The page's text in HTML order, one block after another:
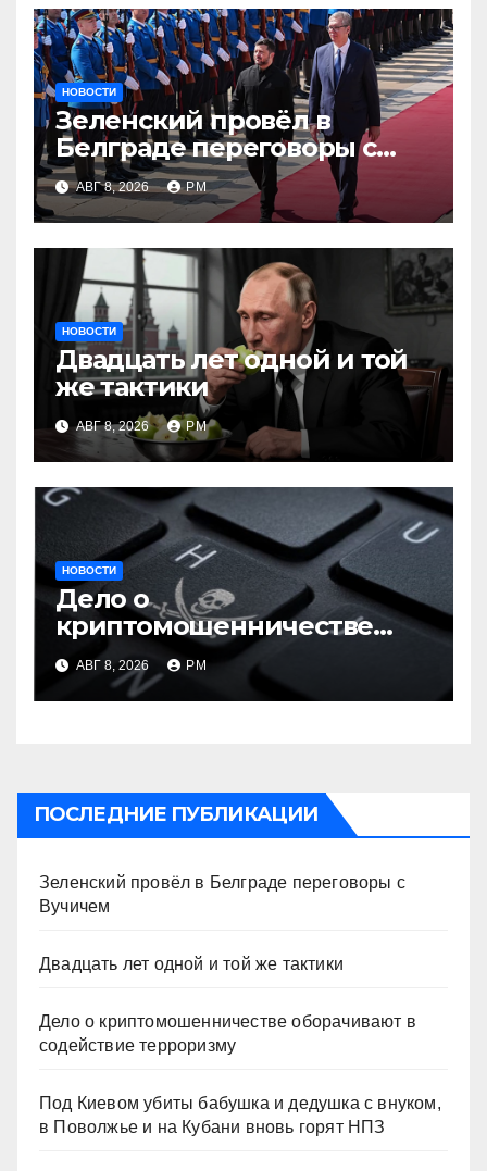
НОВОСТИ
Зеленский провёл в
Белграде переговоры с
Вучичем
АВГ 8, 2026 РМ
НОВОСТИ
Двадцать лет одной и той
же тактики
АВГ 8, 2026 РМ
НОВОСТИ
Дело о
криптомошенничестве
оборачивают в содействие
терроризму
АВГ 8, 2026 РМ
ПОСЛЕДНИЕ ПУБЛИКАЦИИ
Зеленский провёл в Белграде переговоры с
Вучичем
Двадцать лет одной и той же тактики
Дело о криптомошенничестве оборачивают в
содействие терроризму
Под Киевом убиты бабушка и дедушка с внуком,
в Поволжье и на Кубани вновь горят НПЗ